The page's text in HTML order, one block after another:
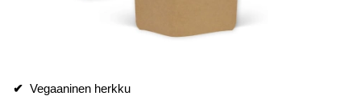
✔ Vegaaninen herkku